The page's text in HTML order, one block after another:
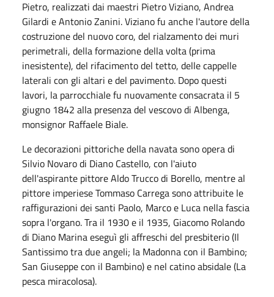
Pietro, realizzati dai maestri Pietro Viziano, Andrea
Gilardi e Antonio Zanini. Viziano fu anche l'autore della
costruzione del nuovo coro, del rialzamento dei muri
perimetrali, della formazione della volta (prima
inesistente), del rifacimento del tetto, delle cappelle
laterali con gli altari e del pavimento. Dopo questi
lavori, la parrocchiale fu nuovamente consacrata il 5
giugno 1842 alla presenza del vescovo di Albenga,
monsignor Raffaele Biale.
Le decorazioni pittoriche della navata sono opera di
Silvio Novaro di Diano Castello, con l'aiuto
dell'aspirante pittore Aldo Trucco di Borello, mentre al
pittore imperiese Tommaso Carrega sono attribuite le
raffigurazioni dei santi Paolo, Marco e Luca nella fascia
sopra l'organo. Tra il 1930 e il 1935, Giacomo Rolando
di Diano Marina eseguì gli affreschi del presbiterio (Il
Santissimo tra due angeli; la Madonna con il Bambino;
San Giuseppe con il Bambino) e nel catino absidale (La
pesca miracolosa).